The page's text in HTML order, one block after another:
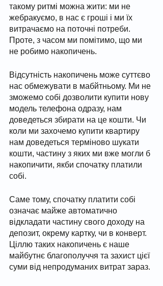
такому ритмі можна жити: ми не
жебракуємо, в нас є гроші і ми їх
витрачаємо на поточні потреби.
Проте, з часом ми помітимо, що ми
не робимо накопичень.
Відсутність накопичень може суттєво
нас обмежувати в мабйтньому. Ми не
зможемо собі дозволити купити нову
модель телефона одразу, нам
доведеться збирати на це кошти. Чи
коли ми захочемо купити квартиру
нам доведеться терміново шукати
кошти, частину з яких ми вже могли б
накопичити, якби спочатку платили
собі.
Саме тому, спочатку платити собі
означає майже автоматично
відкладати частину свого доходу на
депозит, окрему картку, чи в конверт.
Ціллю таких накопичень є наше
майбутнє благополуччя та захист цієї
суми від непродуманих витрат зараз.